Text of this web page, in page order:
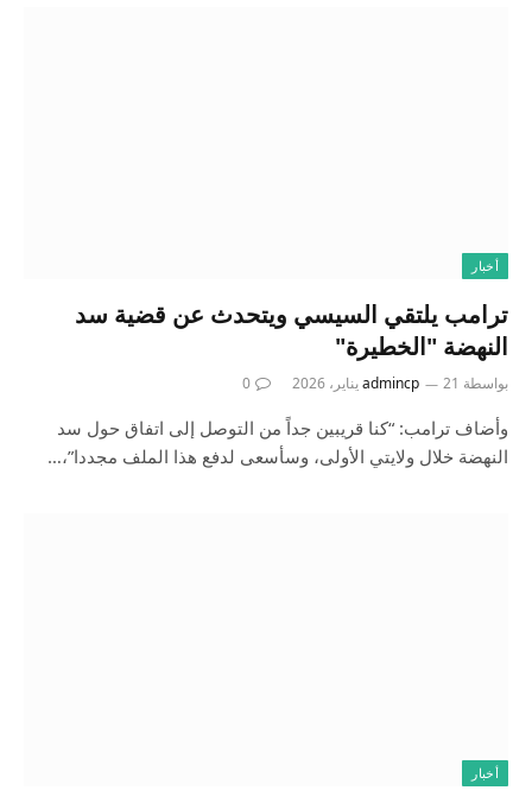
أخبار
ترامب يلتقي السيسي ويتحدث عن قضية سد
النهضة "الخطيرة"
بواسطة admincp 21 يناير، 2026 0
وأضاف ترامب: “كنا قريبين جداً من التوصل إلى اتفاق حول سد
النهضة خلال ولايتي الأولى، وسأسعى لدفع هذا الملف مجددا”،…
أخبار